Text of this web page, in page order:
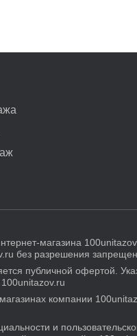
магазина
без разрешения
публичной офертой.
компании
и